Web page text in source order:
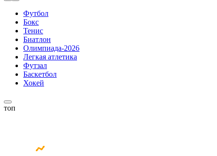
Футбол
Бокс
Тенис
Биатлон
Олимпиада-2026
Легкая атлетика
Футзал
Баскетбол
Хокей
топ